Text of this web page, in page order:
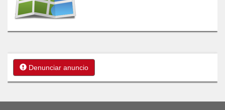
Denunciar anuncio